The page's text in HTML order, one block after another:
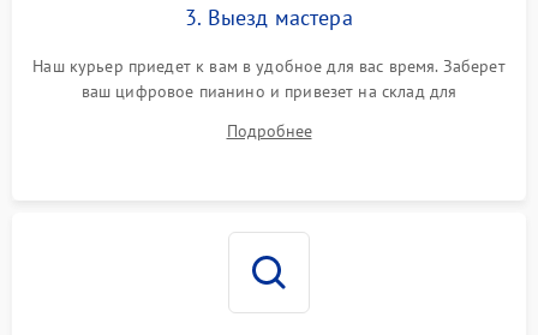
3. Выезд мастера
Наш курьер приедет к вам в удобное для вас время. Заберет
ваш цифровое пианино и привезет на склад для
Подробнее